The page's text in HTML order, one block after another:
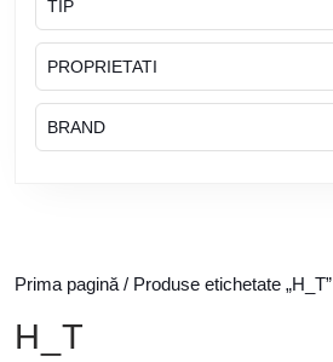
Prima pagină / Produse etichetate „H_T”
H_T